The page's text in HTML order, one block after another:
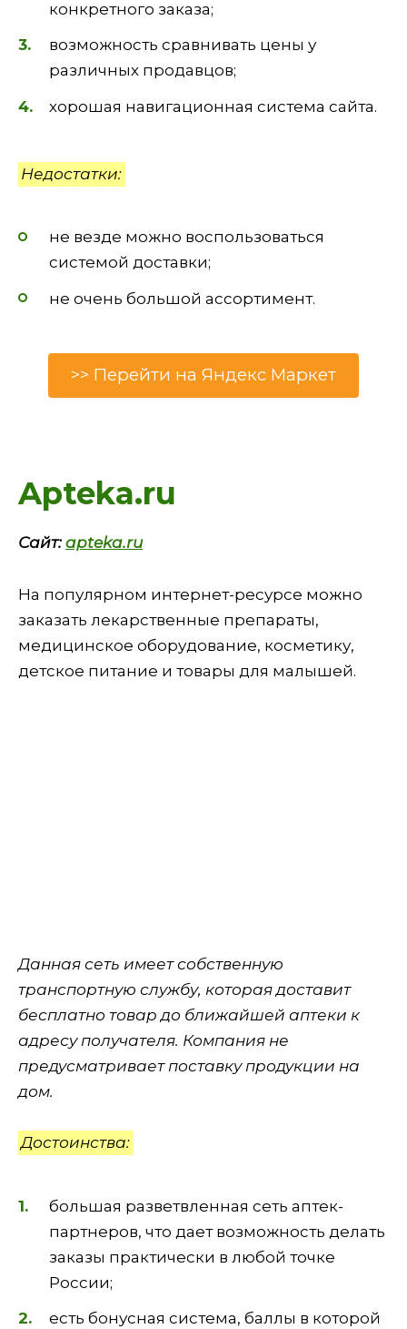
конкретного заказа;
возможность сравнивать цены у
различных продавцов;
хорошая навигационная система сайта.
Недостатки:
не везде можно воспользоваться
системой доставки;
не очень большой ассортимент.
>> Перейти на Яндекс Маркет
Apteka.ru
Сайт: apteka.ru
На популярном интернет-ресурсе можно
заказать лекарственные препараты,
медицинское оборудование, косметику,
детское питание и товары для малышей.
Данная сеть имеет собственную
транспортную службу, которая доставит
бесплатно товар до ближайшей аптеки к
адресу получателя. Компания не
предусматривает поставку продукции на
дом.
Достоинства:
большая разветвленная сеть аптек-
партнеров, что дает возможность делать
заказы практически в любой точке
России;
есть бонусная система, баллы в которой